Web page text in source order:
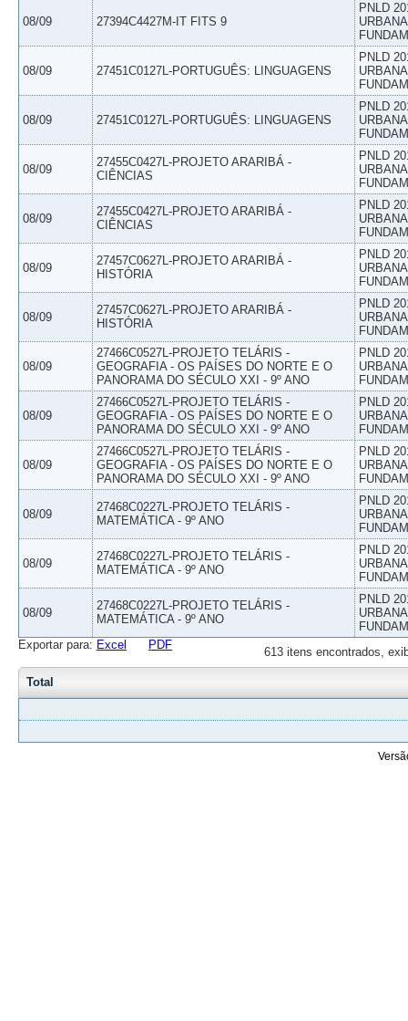
08/09 27394C4427M-IT FITS 9
PNLD
08/09 27451C0127L-PORTUGUÊS: LINGUAGENS
PNLD
08/09 27451C0127L-PORTUGUÊS: LINGUAGENS
PNLD
08/09
27455C0427L-PROJETO ARARIBÁ -
CIÊNCIAS
PNLD
08/09
27455C0427L-PROJETO ARARIBÁ -
CIÊNCIAS
PNLD
08/09
27457C0627L-PROJETO ARARIBÁ -
HISTÓRIA
PNLD
08/09
27457C0627L-PROJETO ARARIBÁ -
HISTÓRIA
PNLD
08/09
27466C0527L-PROJETO TELÁRIS -
GEOGRAFIA - OS PAÍSES DO NORTE E O
PANORAMA DO SÉCULO XXI - 9º ANO
PNLD
08/09
27466C0527L-PROJETO TELÁRIS -
GEOGRAFIA - OS PAÍSES DO NORTE E O
PANORAMA DO SÉCULO XXI - 9º ANO
PNLD
08/09
27466C0527L-PROJETO TELÁRIS -
GEOGRAFIA - OS PAÍSES DO NORTE E O
PANORAMA DO SÉCULO XXI - 9º ANO
PNLD
08/09
27468C0227L-PROJETO TELÁRIS -
MATEMÁTICA - 9º ANO
PNLD
08/09
27468C0227L-PROJETO TELÁRIS -
MATEMÁTICA - 9º ANO
PNLD
08/09
27468C0227L-PROJETO TELÁRIS -
MATEMÁTICA - 9º ANO
PNLD
613 itens encontrados,
Exportar para: Excel PDF
Total